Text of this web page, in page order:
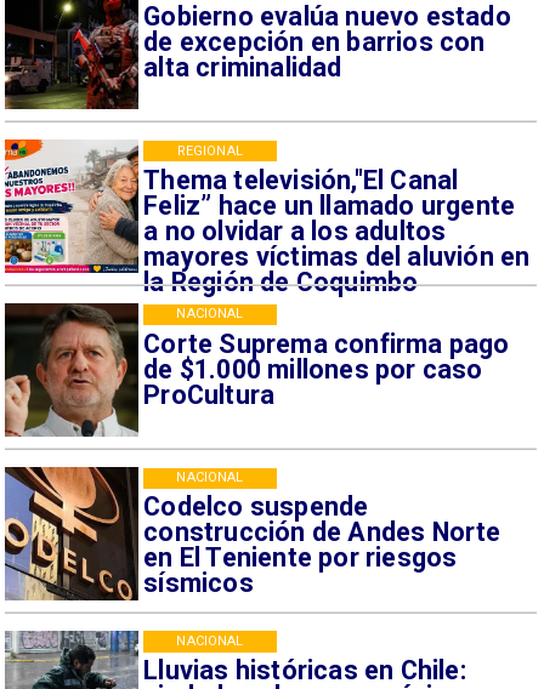
Gobierno evalúa nuevo estado
de excepción en barrios con
alta criminalidad
Thema televisión,"El Canal
Feliz” hace un llamado urgente
a no olvidar a los adultos
mayores víctimas del aluvión en
la Región de Coquimbo
REGIONAL
Corte Suprema confirma pago
de $1.000 millones por caso
ProCultura
NACIONAL
Codelco suspende
construcción de Andes Norte
en El Teniente por riesgos
sísmicos
NACIONAL
Lluvias históricas en Chile:
NACIONAL